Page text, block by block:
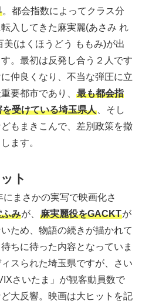
。都会指数によってクラス分
入してきた麻実麗(あさみ れ
(はくほうどう ももみ)が出
。最初は反発し合う２人です
仲良くなり、不当な弾圧に立
要都市であり、 最も都会指
を受けている埼玉県人 、そし
もまきこんで、差別政策を撤
ます。
ト
にまさかの実写で映画化さ
みが、 麻実麗役をGACKTが
ため、物語の続きが描かれて
ちに待った内容となっていま
スられた埼玉県ですが、さい
さいたま」が観客動員数で
大反響。映画は大ヒットを記